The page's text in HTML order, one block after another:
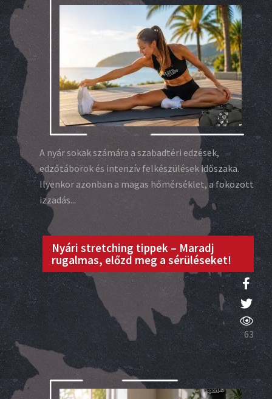
A nyár sokak számára a szabadtéri edzések,
edzőtáborok és intenzív felkészülések időszaka.
Ilyenkor azonban a magas hőmérséklet, a fokozott
izzadás...
Nyári stretching tippek – Maradj
rugalmas, előzd meg a sérüléseket!
63